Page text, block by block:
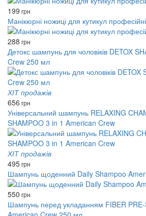
199 грн
Манікюрні ножиці для кутикул
288 грн
Детокс шампунь для чоловіків DETOX
Crew 250 мл
ХІТ продажів
656 грн
Універсальний шампунь RELAXING
SHAMPOO 3 in 1 American Crew
ХІТ продажів
495грн
Шампунь щоденний Daily Shampoo
550 грн
Шампунь перед укладанням FIBER